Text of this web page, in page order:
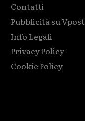
Contatti
Pubblicità su Vpost
Info Legali
Privacy Policy
Cookie Policy